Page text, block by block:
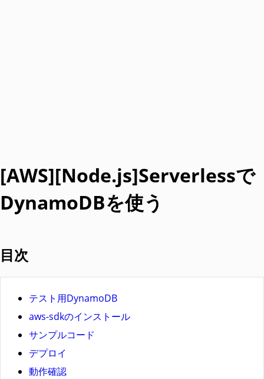
[AWS][Node.js]Serverlessで
DynamoDBを使う
目次
テスト用DynamoDB
aws-sdkのインストール
サンプルコード
デプロイ
動作確認